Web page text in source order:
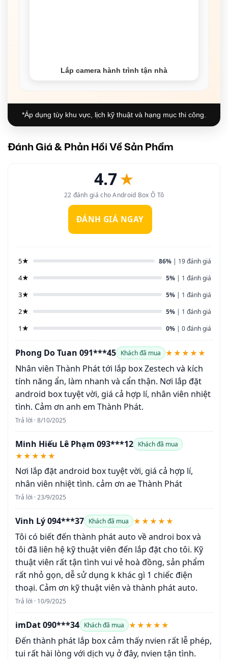
Lắp camera hành trình tận nhà
*Áp dụng tùy khu vực, lịch kỹ thuật và hạng mục thi công.
Đánh Giá & Phản Hồi Về Sản Phẩm
4.7★
22 đánh giá cho Android Box Ô Tô
ĐÁNH GIÁ NGAY
5★ 86% | 19 đánh giá
4★ 5% | 1 đánh giá
3★ 5% | 1 đánh giá
2★ 5% | 1 đánh giá
1★ 0% | 0 đánh giá
Phong Do Tuan 091***45 Khách đã mua ★★★★★
Nhân viên Thành Phát tới lắp box Zestech và kích
tính năng ẩn, làm nhanh và cẩn thận. Nơi lắp đặt
android box tuyệt vời, giá cả hợp lí, nhân viên nhiệt
tình. Cảm ơn anh em Thành Phát.
Trả lời · 8/10/2025
Minh Hiếu Lê Phạm 093***12 Khách đã mua
★★★★★
Nơi lắp đặt android box tuyệt vời, giá cả hợp lí,
nhân viên nhiệt tình. cảm ơn ae Thành Phát
Trả lời · 23/9/2025
Vinh Lý 094***37 Khách đã mua ★★★★★
Tôi có biết đến thành phát auto về androi box và
tôi đã liên hệ kỹ thuật viên đến lắp đặt cho tôi. Kỹ
thuật viên rất tận tình vui vẻ hoà đồng, sản phẩm
rất nhỏ gọn, dễ sử dụng k khác gì 1 chiếc điện
thoại. Cảm ơn kỹ thuật viên và thành phát auto.
Trả lời · 10/9/2025
imDat 090***34 Khách đã mua ★★★★★
Đến thành phát lắp box cảm thấy nvien rất lễ phép,
tui rất hài lòng với dịch vụ ở đây, nvien tận tình.